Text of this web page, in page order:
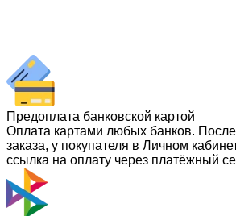
Предоплата банковской картой
Оплата картами любых банков.
заказа, у покупателя в Личном
ссылка на оплату через платёжный